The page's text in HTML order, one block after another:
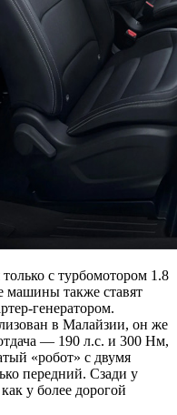
с турбомотором 1.8
машины также ставят
генератором.
в Малайзии, он же
— 190 л.с. и 300 Нм,
«робот» с двумя
передний. Сзади у
у более дорогой